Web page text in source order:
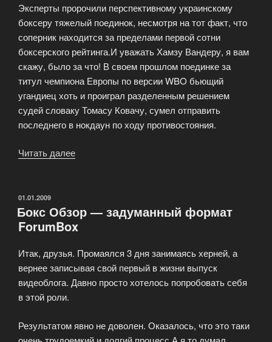
Эксперты пророчили перспективному украинскому
боксеру тяжелый поединок, несмотря на тот факт, что
соперник находится за пределами первой сотни
боксерского рейтинга.И уважать Хамзу Вандеру, я вам
скажу, было за что! В своем прошлом поединке за
титул чемпиона Европы по версии WBO бьющий
угандиец хоть и проиграл разделенным решением
судей словаку Томасу Ковачу, сумел отправить
последнего в нокдаун по ходу противостояния.
Читать далее
Вандера»
ОПУБЛИКОВАНО
01.01.2009
Бокс Обзор — задуманный формат
ForumBox
Итак, друзья. Промаялся 3 дня занимаясь херней, а
вернее записывая свой первый в жизни выпуск
видеоблога. Давно просто хотелось попробовать себя
в этой роли.
Результатом явно не доволен. Оказалось, что это таки